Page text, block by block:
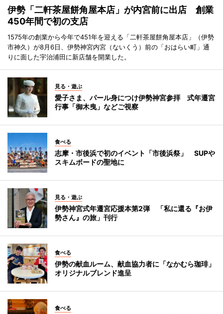
伊勢「二軒茶屋餅角屋本店」が内宮前に出店 創業
450年間で初の支店
1575年の創業から今年で451年を迎える「二軒茶屋餅角屋本店」（伊勢
市神久）が8月6日、伊勢神宮内宮（ないくう）前の「おはらい町」通
りに面した宇治浦田に新店舗を開業した。
見る・遊ぶ
愛子さま、パール身につけ伊勢神宮参拝 式年遷宮
行事「御木曳」などご視察
食べる
志摩・市後浜で初のイベント「市後浜祭」 SUPや
スキムボードの聖地に
見る・遊ぶ
伊勢神宮式年遷宮応援本第2弾 「私に還る『お伊
勢さん』の旅」刊行
食べる
伊勢の献血ルーム、献血協力者に「なかむら珈琲」
オリジナルブレンド進呈
食べる